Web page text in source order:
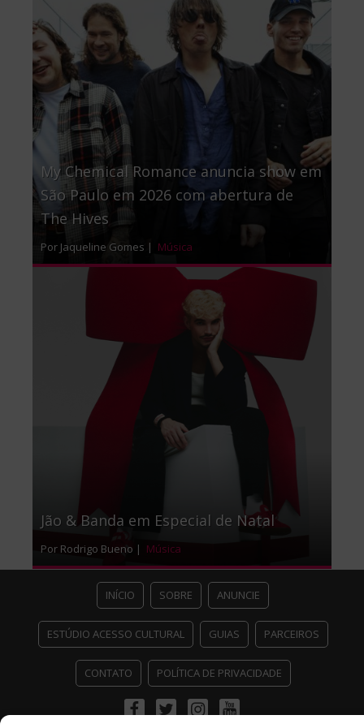
My Chemical Romance anuncia show em
São Paulo em 2026 com abertura de
The Hives
Por Jaqueline Gomes | Música
Jão & Banda em Especial de Natal
Por Rodrigo Bueno | Música
INÍCIO SOBRE ANUNCIE
ESTÚDIO ACESSO CULTURAL GUIAS PARCEIROS
CONTATO POLÍTICA DE PRIVACIDADE
FacebookTwitterInstagramYoutube